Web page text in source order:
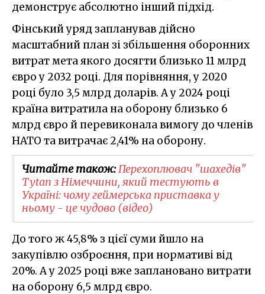
демонструє абсолютно інший підхід.
Фінський уряд запланував дійсно
масштабний план зі збільшення оборонних
витрат мета якого досягти близько 11 млрд
євро у 2032 році. Для порівняння, у 2020
році було 3,5 млрд доларів. А у 2024 році
країна витратила на оборону близько 6
млрд євро й перевиконала вимогу до членів
НАТО та витрачає 2,41% на оборону.
Читайте також:Перехоплювач "шахедів"
Tytan з Німеччини, який тестують в
Україні: чому геймерська приставка у
ньому - це чудово (відео)
До того ж 45,8% з цієї суми йшло на
закупівлю озброєння, при нормативі від
20%. А у 2025 році вже заплановано витрати
на оборону 6,5 млрд євро.